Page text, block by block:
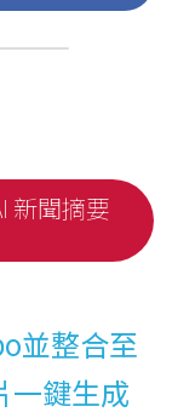
新聞摘要
並整合至
一鍵生成